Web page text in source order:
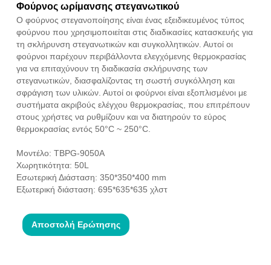
Φούρνος ωρίμανσης στεγανωτικού
Ο φούρνος στεγανοποίησης είναι ένας εξειδικευμένος τύπος
φούρνου που χρησιμοποιείται στις διαδικασίες κατασκευής για
τη σκλήρυνση στεγανωτικών και συγκολλητικών. Αυτοί οι
φούρνοι παρέχουν περιβάλλοντα ελεγχόμενης θερμοκρασίας
για να επιταχύνουν τη διαδικασία σκλήρυνσης των
στεγανωτικών, διασφαλίζοντας τη σωστή συγκόλληση και
σφράγιση των υλικών. Αυτοί οι φούρνοι είναι εξοπλισμένοι με
συστήματα ακριβούς ελέγχου θερμοκρασίας, που επιτρέπουν
στους χρήστες να ρυθμίζουν και να διατηρούν το εύρος
θερμοκρασίας εντός 50°C ~ 250°C.
Μοντέλο: TBPG-9050A
Χωρητικότητα: 50L
Εσωτερική Διάσταση: 350*350*400 mm
Εξωτερική διάσταση: 695*635*635 χλστ
Αποστολή Ερώτησης